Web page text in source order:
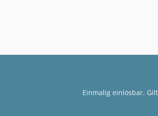
Einmalig einlösbar.